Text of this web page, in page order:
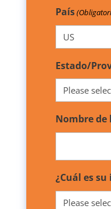
País
Estado/
Nombre de
¿Cuál es